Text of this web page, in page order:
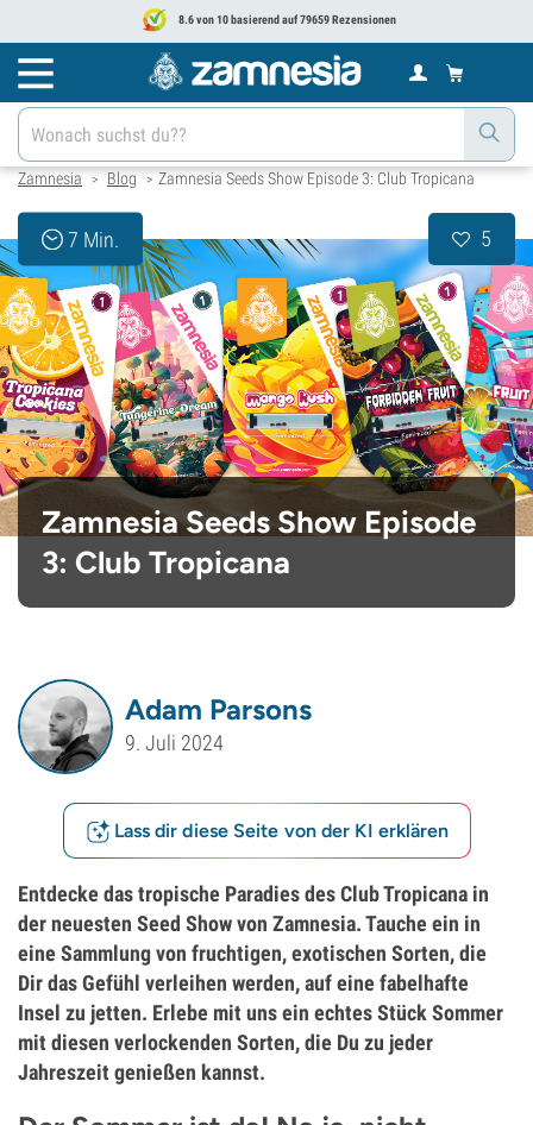
8.6 von 10 basierend auf 79659 Rezensionen
Zamnesia > Blog > Zamnesia Seeds Show Episode 3: Club Tropicana
7 Min. 5
Zamnesia Seeds Show Episode
3: Club Tropicana
Adam Parsons
9. Juli 2024
Lass dir diese Seite von der KI erklären
Entdecke das tropische Paradies des Club Tropicana in
der neuesten Seed Show von Zamnesia. Tauche ein in
eine Sammlung von fruchtigen, exotischen Sorten, die
Dir das Gefühl verleihen werden, auf eine fabelhafte
Insel zu jetten. Erlebe mit uns ein echtes Stück Sommer
mit diesen verlockenden Sorten, die Du zu jeder
Jahreszeit genießen kannst.